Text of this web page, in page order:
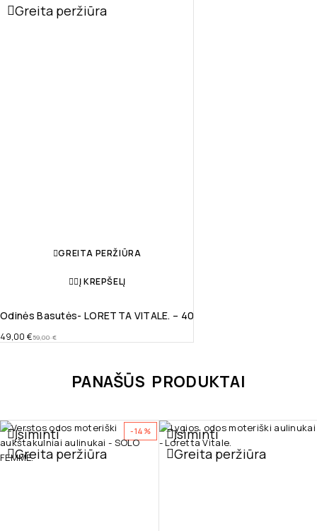
Greita peržiūra
GREITA PERŽIŪRA
Į KREPŠELĮ
Odinės Basutės- LORETTA VITALE. – 40
59,00€
49,00 €
PANAŠŪS PRODUKTAI
-14%
Įsiminti
Greita peržiūra
Įsiminti
Greita peržiūra